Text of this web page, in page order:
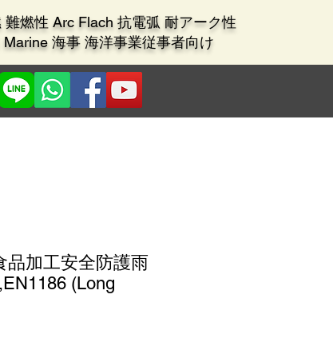
燃性 Arc Flach 抗電弧 耐アーク性
海事 海洋事業従事者向け
品加工安全防護雨
(Long